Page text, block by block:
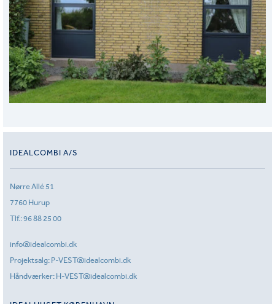
IDEALCOMBI A/S
Nørre Allé 51
7760 Hurup
Tlf.:96 88 25 00
info@idealcombi.dk
Projektsalg: P-VEST@idealcombi.dk
Håndværker: H-VEST@idealcombi.dk